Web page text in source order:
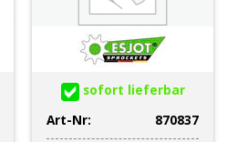
sofort lieferbar
Art-Nr:
870837